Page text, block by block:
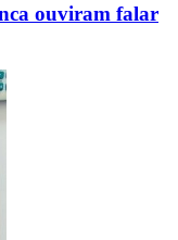
ouviram falar